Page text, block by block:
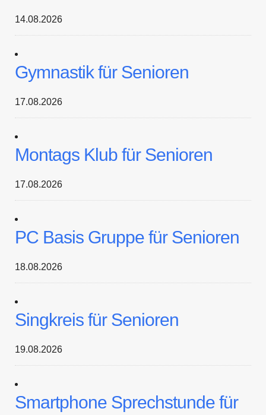
14.08.2026
Gymnastik für Senioren
17.08.2026
Montags Klub für Senioren
17.08.2026
PC Basis Gruppe für Senioren
18.08.2026
Singkreis für Senioren
19.08.2026
Smartphone Sprechstunde für